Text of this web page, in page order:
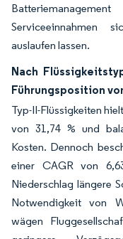
Serviceeinnahmen
auslaufen lassen.
Nach
Führungsposition
Typ-II-Flüssigkeiten
von 31,74 % und
Kosten. Dennoch
einer CAGR von
Niederschlag längere
Notwendigkeit von
wägen